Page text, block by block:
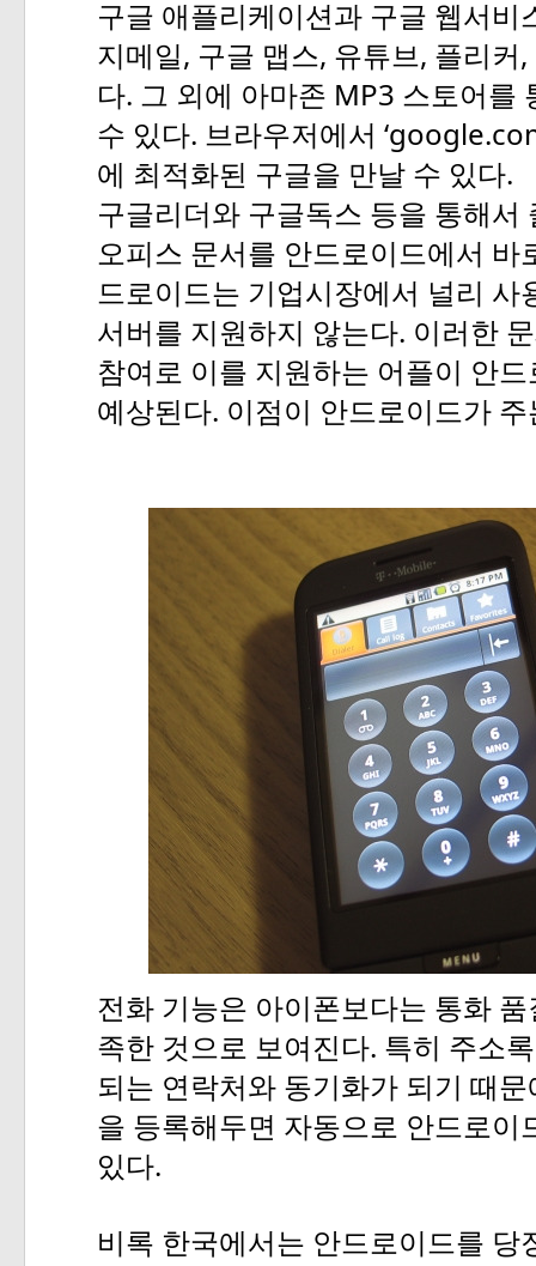
구글 애플리케이션과 구글 웹서비
지메일, 구글 맵스, 유튜브, 플리커 ,
다. 그 외에 아마존 MP3 스토어를
수 있다. 브라우저에서
에 최적화된 구글을 만날 수 있다.
구글리더와 구글독스 등을 통해서
오피스 문서를 안드로이드에서 바
드로이드는 기업시장에서 널리 사
서버를 지원하지 않는다. 이러한
참여로 이를 지원하는 어플이
안드
예상된다. 이점이 안드로이드가 주
전화 기능은 아이폰보다는 통화 품
족한 것으로 보여진다. 특히 주소
되는 연락처와 동기화가 되기
때문
을 등록해두면 자동으로 안드로이
있다.
비록 한국에서는 안드로이드를 당